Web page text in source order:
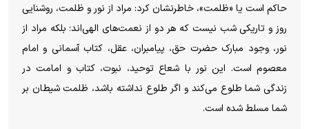
حاکم است یا «ظلمت»، خاطرنشان کرد: مراد از نور و ظلمت، روشنایی
روز و تاریکی شب نیست که هر دو از نعمت‌های الهی‌اند؛ بلکه مراد از
نور، وجود مبارک حضرت حق، پیامبران، عقل، کتاب آسمانی و امام
معصوم است. این نور با شعاع توحید، نبوت، کتاب و امامت در
زندگی شما طلوع می‌کند و اگر طلوع نداشته باشد، ظلمت شیطان بر
شما مسلط شده است.